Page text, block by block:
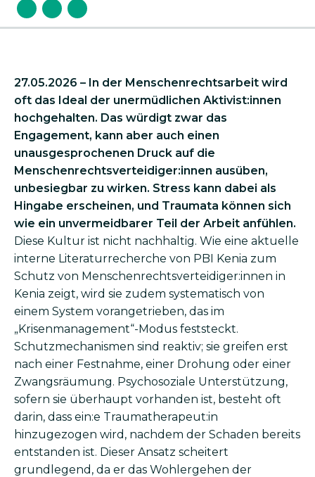
27.05.2026 – In der Menschenrechtsarbeit wird
oft das Ideal der unermüdlichen Aktivist:innen
hochgehalten. Das würdigt zwar das
Engagement, kann aber auch einen
unausgesprochenen Druck auf die
Menschenrechtsverteidiger:innen ausüben,
unbesiegbar zu wirken. Stress kann dabei als
Hingabe erscheinen, und Traumata können sich
wie ein unvermeidbarer Teil der Arbeit anfühlen.
Diese Kultur ist nicht nachhaltig. Wie eine aktuelle
interne Literaturrecherche von PBI Kenia zum
Schutz von Menschenrechtsverteidiger:innen in
Kenia zeigt, wird sie zudem systematisch von
einem System vorangetrieben, das im
„Krisenmanagement“-Modus feststeckt.
Schutzmechanismen sind reaktiv; sie greifen erst
nach einer Festnahme, einer Drohung oder einer
Zwangsräumung. Psychosoziale Unterstützung,
sofern sie überhaupt vorhanden ist, besteht oft
darin, dass ein:e Traumatherapeut:in
hinzugezogen wird, nachdem der Schaden bereits
entstanden ist. Dieser Ansatz scheitert
grundlegend, da er das Wohlergehen der